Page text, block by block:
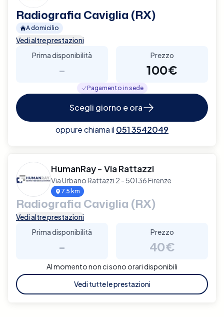
Radiografia Caviglia (RX)
A domicilio
Vedi altre prestazioni
Prima disponibilità
-
Prezzo
100€
Pagamento in sede
Scegli giorno e ora
oppure chiama il 051 3542049
HumanRay - Via Rattazzi
Via Urbano Rattazzi 2 - 50136 Firenze
7.5 km
Radiografia Caviglia (RX)
Vedi altre prestazioni
Prima disponibilità
-
Prezzo
40€
Al momento non ci sono orari disponibili
Vedi tutte le prestazioni